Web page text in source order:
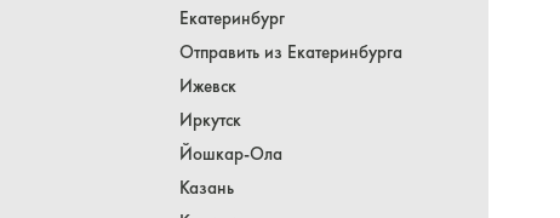
Екатеринбург
Отправить из Екатеринбурга
Ижевск
Иркутск
Йошкар-Ола
Казань